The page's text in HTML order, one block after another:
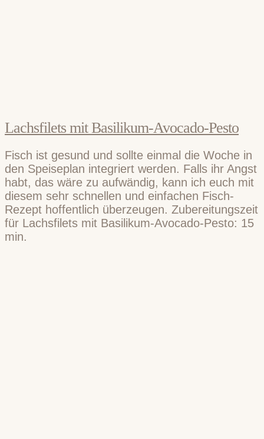
Lachsfilets mit Basilikum-Avocado-Pesto
Fisch ist gesund und sollte einmal die Woche in
den Speiseplan integriert werden. Falls ihr Angst
habt, das wäre zu aufwändig, kann ich euch mit
diesem sehr schnellen und einfachen Fisch-
Rezept hoffentlich überzeugen. Zubereitungszeit
für Lachsfilets mit Basilikum-Avocado-Pesto: 15
min.